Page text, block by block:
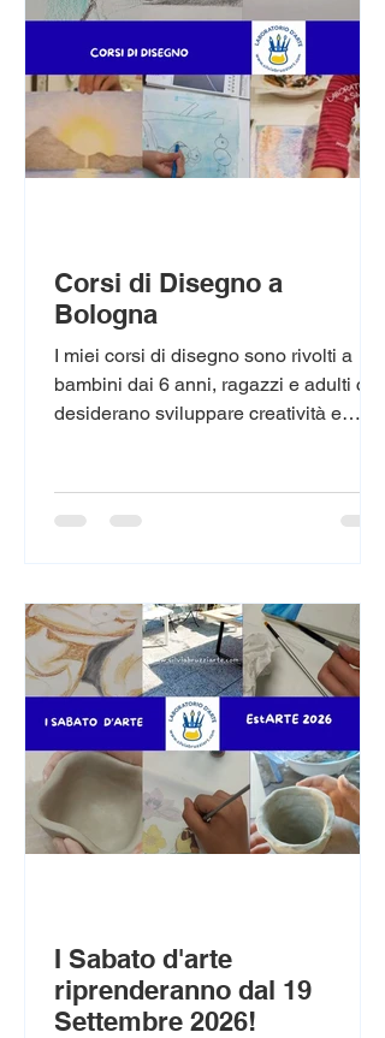
Corsi di Disegno a
Bologna
I miei corsi di disegno sono rivolti a
bambini dai 6 anni, ragazzi e adulti che
desiderano sviluppare creatività e
utilizzando matite, Cretacolor, gessetti
e carboncini. Le lezioni sono adatte sia
imparando tecniche di osservazione,
chiaroscuro, proporzioni ed
espressione artistica in un ambiente
creativo e stimolante.
I Sabato d'arte
riprenderanno dal 19
Settembre 2026!